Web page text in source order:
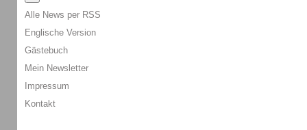
Alle News per RSS
Englische Version
Gästebuch
Mein Newsletter
Impressum
Kontakt